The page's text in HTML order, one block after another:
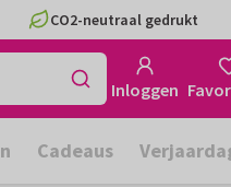
CO2-neutraal gedrukt
Inloggen
Cadeaus